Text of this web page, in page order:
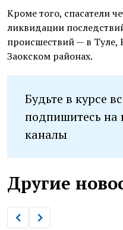
Кроме того, спасатели
ликвидации
происшествий — в Туле,
Заокском районах.
Будьте в курсе
подпишитесь на
каналы
Другие